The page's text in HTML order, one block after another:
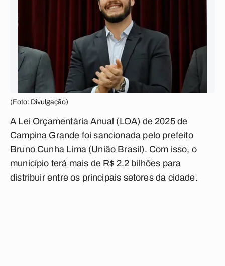
(Foto: Divulgação)
A Lei Orçamentária Anual (LOA) de 2025 de
Campina Grande foi sancionada pelo prefeito
Bruno Cunha Lima (União Brasil). Com isso, o
município terá mais de R$ 2.2 bilhões para
distribuir entre os principais setores da cidade.